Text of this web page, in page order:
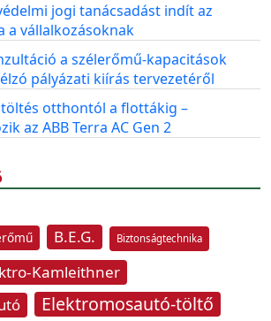
jogi tanácsadást indít az
a vállalkozásoknak
a szélerőmű-kapacitások
pályázati kiírás tervezetéről
otthontól a flottákig –
az ABB Terra AC Gen 2
B.E.G. Biztonságtechnika
Kamleithner
Elektromosautó-töltő